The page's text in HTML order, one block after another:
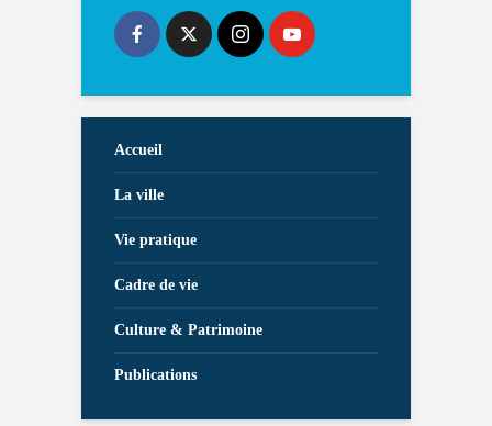
Accueil
La ville
Vie pratique
Cadre de vie
Culture & Patrimoine
Publications